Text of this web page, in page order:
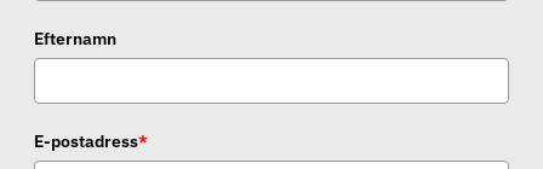
Efternamn
E-postadress*